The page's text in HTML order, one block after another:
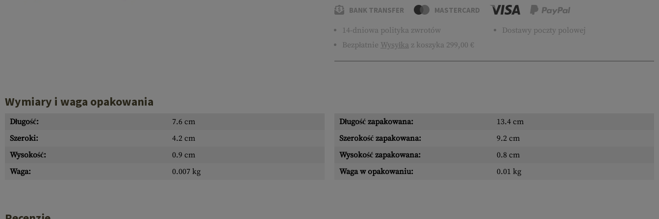
Akcesoria
BANK TRANSFER MASTERCARD
14-dniowa polityka zwrotów
Bezpłatnie Wysyłka z koszyka 299,00 €
Dostawy poczty polowej
Wymiary i waga opakowania
Długość: 7.6 cm Długość zapakowana:
13.4 cm
Szeroki:
4.2 cm Szerokość zapakowana:
9.2 cm
Wysokość:
0.9 cm Wysokość zapakowana:
0.8 cm
Waga:
0.007 kg Waga w opakowaniu: 0.01 kg